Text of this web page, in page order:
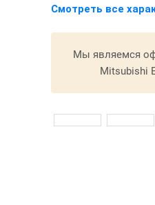
Смотреть все
Мы являемся
Mitsubishi